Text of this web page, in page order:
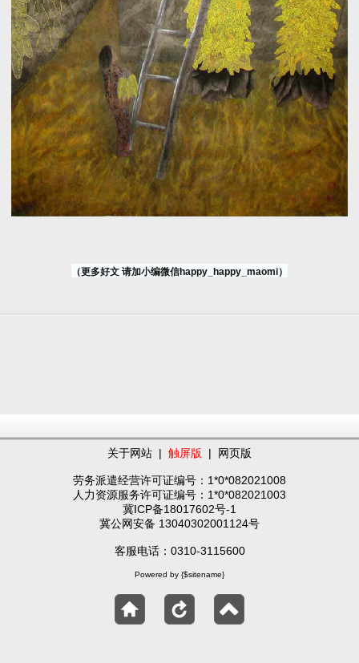
（更多好文 请加小编微信happy_happy_maomi）
关于网站 | 触屏版 | 网页版
劳务派遣经营许可证编号：1*0*082021008
人力资源服务许可证编号：1*0*082021003
冀ICP备18017602号-1
冀公网安备 13040302001124号
客服电话：0310-3115600
Powered by {$sitename}